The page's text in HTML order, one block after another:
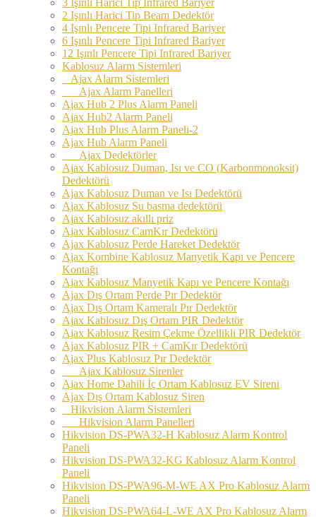
2 Işınlı Harici Tip Beam Dedektör
4 Işınlı Pencere Tipi Infrared Bariyer
6 Işınlı Pencere Tipi Infrared Bariyer
12 Işınlı Pencere Tipi Infrared Bariyer
Kablosuz Alarm Sistemleri
Ajax Alarm Sistemleri
Ajax Alarm Panelleri
Ajax Hub 2 Plus Alarm Paneli
Ajax Hub2 Alarm Paneli
Ajax Hub Plus Alarm Paneli-2
Ajax Hub Alarm Paneli
Ajax Dedektörler
Ajax Kablosuz Duman, Isı ve CO (Karbonmonoksit)
Dedektörü
Ajax Kablosuz Duman ve Isı Dedektörü
Ajax Kablosuz Su basma dedektörü
Ajax Kablosuz akıllı priz
Ajax Kablosuz CamKır Dedektörü
Ajax Kablosuz Perde Hareket Dedektör
Ajax Kombine Kablosuz Manyetik Kapı ve Pencere
Kontağı
Ajax Kablosuz Manyetik Kapı ve Pencere Kontağı
Ajax Dış Ortam Perde Pır Dedektör
Ajax Dış Ortam Kameralı Pır Dedektör
Ajax Kablosuz Dış Ortam PIR Dedektör
Ajax Kablosuz Resim Çekme Özellikli PIR Dedektör
Ajax Kablosuz PIR + CamKır Dedektörü
Ajax Plus Kablosuz Pır Dedektör
Ajax Kablosuz Sirenler
Ajax Home Dahili İç Ortam Kablosuz EV Sireni
Ajax Dış Ortam Kablosuz Siren
Hikvision Alarm Sistemleri
Hikvision Alarm Panelleri
Hikvision DS-PWA32-H Kablosuz Alarm Kontrol
Paneli
Hikvision DS-PWA32-KG Kablosuz Alarm Kontrol
Paneli
Hikvision DS-PWA96-M-WE AX Pro Kablosuz Alarm
Paneli
Hikvision DS-PWA64-L-WE AX Pro Kablosuz Alarm